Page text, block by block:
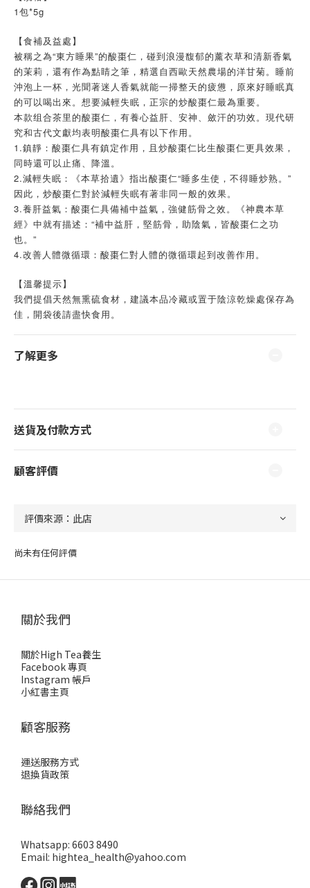
1包*5g
【食補及益處】
被稱之為“東方睡果”的酸棗仁，碰到浪漫馥郁的薰衣草和清新香氣
的茉莉，還有作為點睛之筆，精選自西歐天然農場的洋甘菊。睡前
沖泡上一杯，光聞著迷人香氣就能一掃整天的疲憊，原來好睡眠真
的可以喝出來。想要減輕失眠，正宗的炒酸棗仁最為重要。
本款组合茶里的酸棗仁，有養心益肝、安神、斂汗的功效。現代研
究和古代文獻均表明酸棗仁具有以下作用。
1.鎮靜：酸棗仁具有鎮定作用，且炒酸棗仁比生酸棗仁更具效果，
同時還可以止痛、降溫。
2.減輕失眠：《本草拾遺》指出酸棗仁“睡多生使，不得睡炒熟。”
因此，炒酸棗仁對於減輕失眠有著非同一般的效果。
3.養肝益氣：酸棗仁具備補中益氣，強健筋骨之效。《神農本草
經》中就有描述：“補中益肝，堅筋骨，助陰氣，皆酸棗仁之功
也。”
4.改善人體微循環：酸棗仁對人體的微循環起到改善作用。
【溫馨提示】
我們提倡天然無熏硫食材，建議本品冷藏或置于陰涼乾燥處保存為
佳，開袋後請盡快食用。
了解更多
送貨及付款方式
顧客評價
尚未有任何評價
關於我們
關於High Tea養生
Facebook 專頁
Instagram 帳戶
小紅書主頁
顧客服務
運送服務方式
退換貨政策
聯絡我們
Whatsapp: 6603 8490
Email: hightea_health@yahoo.com